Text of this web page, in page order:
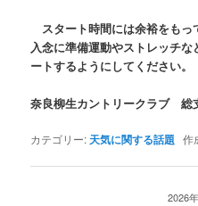
スタート時間には余裕をもっ
入念に準備運動やストレッチ
ートするようにしてください。
奈良柳生カントリークラブ
カテゴリー: 天気に関する話題 作
2026